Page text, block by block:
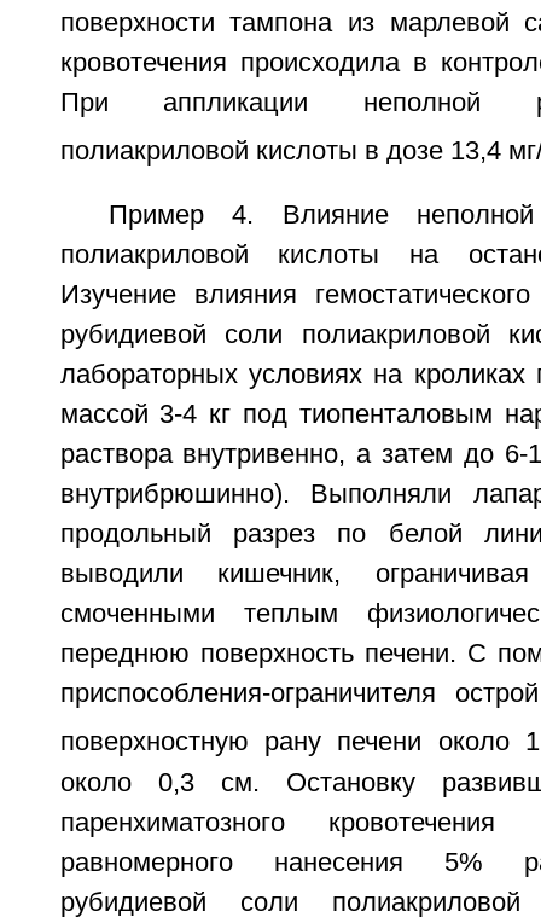
поверхности тампона из марлевой
кровотечения происходила в
При аппликации неполной
полиакриловой кислоты в дозе 13,4
Пример 4. Влияние
полиакриловой кислоты на
Изучение влияния
рубидиевой соли полиакриловой
лабораторных условиях на
массой 3-4 кг под тиопенталовым
раствора внутривенно, а затем до
внутрибрюшинно). Выполняли
продольный разрез по белой
выводили кишечник,
смоченными теплым
переднюю поверхность печени. С
приспособления-ограничителя
поверхностную рану печени около
около 0,3 см. Остановку
паренхиматозного
равномерного нанесения 5%
рубидиевой соли